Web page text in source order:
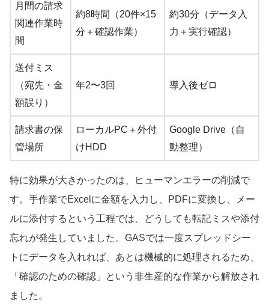
月間の請求
関連作業時
間
約8時間（20件×15
分＋確認作業）
約30分（データ入
力＋実行確認）
送付ミス
（宛先・金
額誤り）
年2〜3回 導入後ゼロ
請求書の保
管場所
ローカルPC＋外付
けHDD
Google Drive（自
動整理）
特に効果が大きかったのは、ヒューマンエラーの削減で
す。手作業でExcelに金額を入力し、PDFに変換し、メー
ルに添付するという工程では、どうしても転記ミスや添付
忘れが発生していました。GASでは一度スプレッドシー
トにデータを入れれば、あとは機械的に処理されるため、
「確認のための確認」という非生産的な作業から解放され
ました。